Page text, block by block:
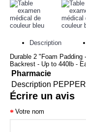
Description
Durable 2 "Foam
Backrest - Up to 440lb -
Pharmacie
Description
Écrire un avis
Votre nom